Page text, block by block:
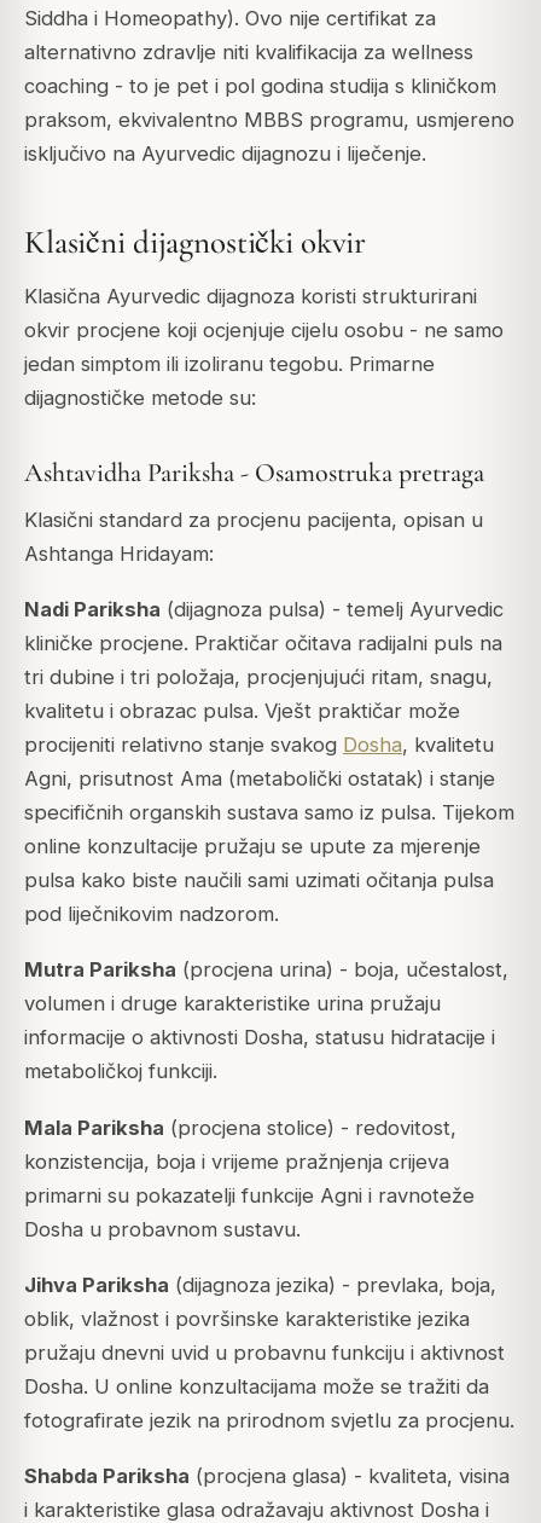
Siddha i Homeopathy). Ovo nije certifikat za
alternativno zdravlje niti kvalifikacija za wellness
coaching - to je pet i pol godina studija s kliničkom
praksom, ekvivalentno MBBS programu, usmjereno
isključivo na Ayurvedic dijagnozu i liječenje.
Klasični dijagnostički okvir
Klasična Ayurvedic dijagnoza koristi strukturirani
okvir procjene koji ocjenjuje cijelu osobu - ne samo
jedan simptom ili izoliranu tegobu. Primarne
dijagnostičke metode su:
Ashtavidha Pariksha - Osamostruka pretraga
Klasični standard za procjenu pacijenta, opisan u
Ashtanga Hridayam:
Nadi Pariksha (dijagnoza pulsa) - temelj Ayurvedic
kliničke procjene. Praktičar očitava radijalni puls na
tri dubine i tri položaja, procjenjujući ritam, snagu,
kvalitetu i obrazac pulsa. Vješt praktičar može
procijeniti relativno stanje svakog Dosha, kvalitetu
Agni, prisutnost Ama (metabolički ostatak) i stanje
specifičnih organskih sustava samo iz pulsa. Tijekom
online konzultacije pružaju se upute za mjerenje
pulsa kako biste naučili sami uzimati očitanja pulsa
pod liječnikovim nadzorom.
Mutra Pariksha (procjena urina) - boja, učestalost,
volumen i druge karakteristike urina pružaju
informacije o aktivnosti Dosha, statusu hidratacije i
metaboličkoj funkciji.
Mala Pariksha (procjena stolice) - redovitost,
konzistencija, boja i vrijeme pražnjenja crijeva
primarni su pokazatelji funkcije Agni i ravnoteže
Dosha u probavnom sustavu.
Jihva Pariksha (dijagnoza jezika) - prevlaka, boja,
oblik, vlažnost i površinske karakteristike jezika
pružaju dnevni uvid u probavnu funkciju i aktivnost
Dosha. U online konzultacijama može se tražiti da
fotografirate jezik na prirodnom svjetlu za procjenu.
Shabda Pariksha (procjena glasa) - kvaliteta, visina
i karakteristike glasa odražavaju aktivnost Dosha i